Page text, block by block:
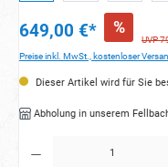
649,00 €* %
UVP
Preise inkl. MwSt., kostenloser
Dieser Artikel wird für Sie
Abholung in unserem